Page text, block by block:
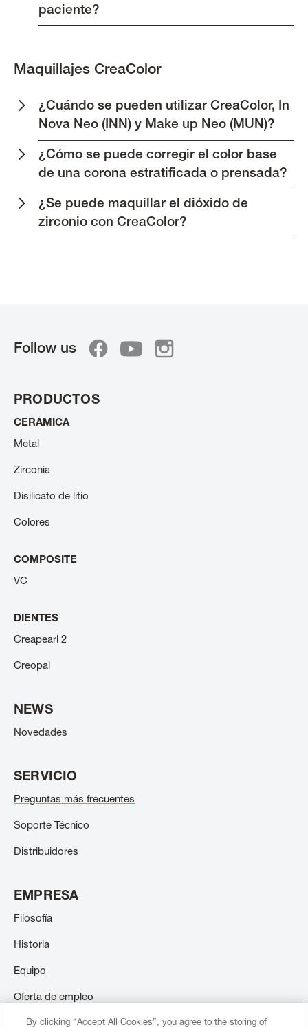
paciente?
Maquillajes CreaColor
¿Cuándo se pueden utilizar CreaColor, In
Nova Neo (INN) y Make up Neo (MUN)?
¿Cómo se puede corregir el color base
de una corona estratificada o prensada?
¿Se puede maquillar el dióxido de
zirconio con CreaColor?
Follow us
PRODUCTOS
CERÁMICA
Metal
Zirconia
Disilicato de litio
Colores
COMPOSITE
VC
DIENTES
Creapearl 2
Creopal
NEWS
Novedades
SERVICIO
Preguntas más frecuentes
Soporte Técnico
Distribuidores
EMPRESA
Filosofía
Historia
Equipo
Oferta de empleo
Contacto
By clicking “Accept All Cookies”, you agree to the storing of